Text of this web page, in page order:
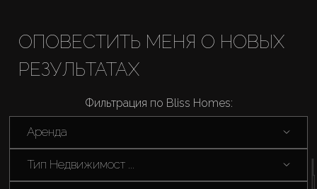
ОПОВЕСТИТЬ МЕНЯ О НОВЫХ
РЕЗУЛЬТАТАХ
Фильтрация по Bliss Homes:
Аренда
Тип Недвижимост ...